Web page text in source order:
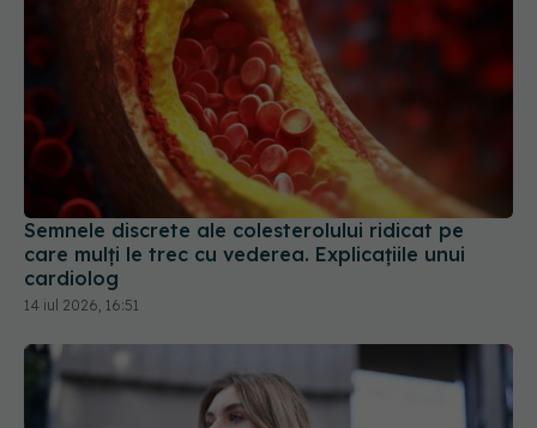
Semnele discrete ale colesterolului ridicat pe
care mulți le trec cu vederea. Explicațiile unui
cardiolog
14 iul 2026, 16:51